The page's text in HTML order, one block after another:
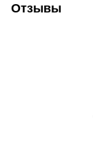
Отзывы